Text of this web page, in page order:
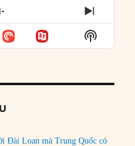
EPISODES
LIST
NEXT
Show
Podcast
Đài Loan mà Trung Quốc có